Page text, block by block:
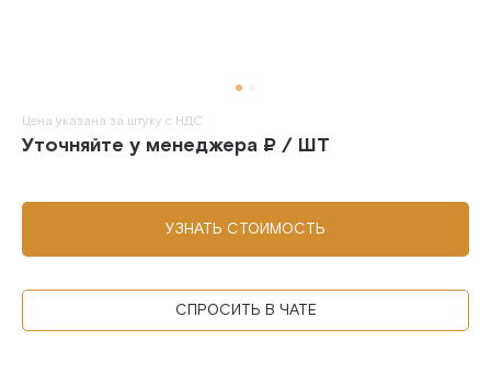
Цена указана за штуку с НДС
Уточняйте у менеджера ₽ / ШТ
УЗНАТЬ СТОИМОСТЬ
СПРОСИТЬ В ЧАТЕ